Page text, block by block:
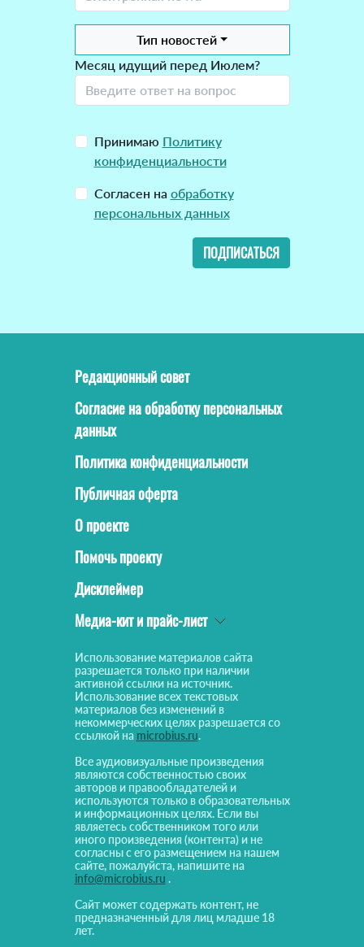
Тип новостей
Месяц идущий перед Июлем?
Принимаю Политику
конфиденциальности
Согласен на обработку
персональных данных
ПОДПИСАТЬСЯ
Редакционный совет
Согласие на обработку персональных
данных
Политика конфиденциальности
Публичная оферта
О проекте
Помочь проекту
Дисклеймер
Медиа-кит и прайс-лист
Использование материалов сайта
разрешается только при наличии
активной ссылки на источник.
Использование всех текстовых
материалов без изменений в
некоммерческих целях разрешается со
ссылкой на microbius.ru.
Все аудиовизуальные произведения
являются собственностью своих
авторов и правообладателей и
используются только в образовательных
и информационных целях. Если вы
являетесь собственником того или
иного произведения (контента) и не
согласны с его размещением на нашем
сайте, пожалуйста, напишите на
info@microbius.ru .
Сайт может содержать контент, не
предназначенный для лиц младше 18
лет.